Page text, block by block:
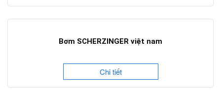
Bơm SCHERZINGER việt nam
Chi tiết